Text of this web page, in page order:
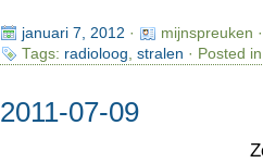
januari 7, 2012 ·
mijnspreuken
Tags: radioloog stralen · Posted
2011-07-09